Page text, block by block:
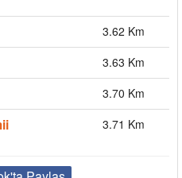
3.62 Km
3.63 Km
3.70 Km
3.71 Km